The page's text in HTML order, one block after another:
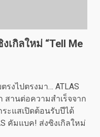
เกิลใหม่ “Tell Me
งไปตรงมา… ATLAS
สานต่อความสำเร็จจาก
กระแสเปิดต้อนรับปีได้
คัมแบค! ส่งซิงเกิลใหม่